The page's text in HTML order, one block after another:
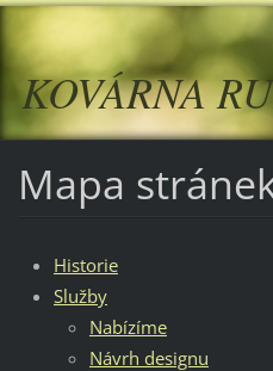
KOVÁRNA
Mapa
Historie
Služby
Nabízíme
Návrh designu